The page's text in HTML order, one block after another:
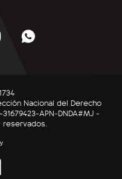
Nacional del Derecho
APN-DNDA#MJ -